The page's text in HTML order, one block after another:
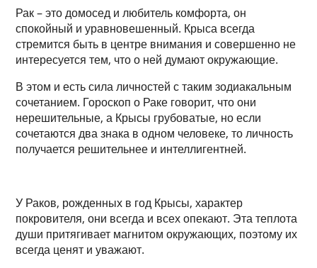
Рак – это домосед и любитель комфорта, он
спокойный и уравновешенный. Крыса всегда
стремится быть в центре внимания и совершенно не
интересуется тем, что о ней думают окружающие.
В этом и есть сила личностей с таким зодиакальным
сочетанием. Гороскоп о Раке говорит, что они
нерешительные, а Крысы грубоватые, но если
сочетаются два знака в одном человеке, то личность
получается решительнее и интеллигентней.
У Раков, рожденных в год Крысы, характер
покровителя, они всегда и всех опекают. Эта теплота
души притягивает магнитом окружающих, поэтому их
всегда ценят и уважают.